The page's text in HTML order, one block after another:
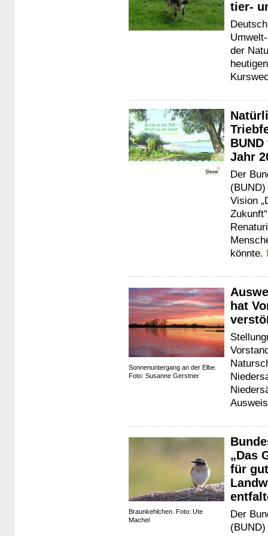
tier-
der
Jahr
Der
Vision
könnte.
Sonnenuntergang an der Elbe.
Foto: Susanne Gerstner
hat
Braunkehlchen. Foto: Ute
Machel
„Das
für
Der